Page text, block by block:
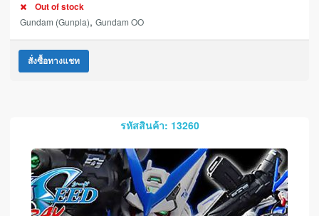
Out of stock
Gundam (Gunpla), Gundam OO
สั่งซื้อทางแชท
รหัสสินค้า: 13260